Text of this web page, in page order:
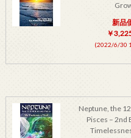
新品
￥
(2022/6/30
Neptune, the
Pisces – 2nd